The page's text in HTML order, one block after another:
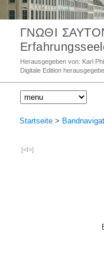
ΓΝΩΘΙ
Herausgegeben von: Karl
Digitale Edition
Startseite >
[<I>]